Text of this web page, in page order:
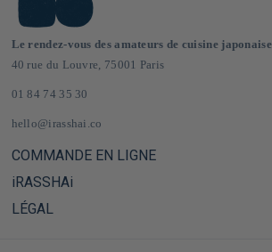
Le rendez-vous des amateurs de cuisine japonaise
40 rue du Louvre, 75001 Paris
01 84 74 35 30
hello@irasshai.co
COMMANDE EN LIGNE
Centre d'aide & FAQ
Livraison et frais de port en France & Europe
iRASSHAi
Les horaires du 40 rue du Louvre, Paris
LÉGAL